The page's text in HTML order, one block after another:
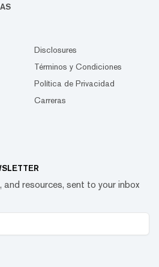
Disclosures
Términos y Condiciones
Política de Privacidad
Carreras
resources, sent to your inbox